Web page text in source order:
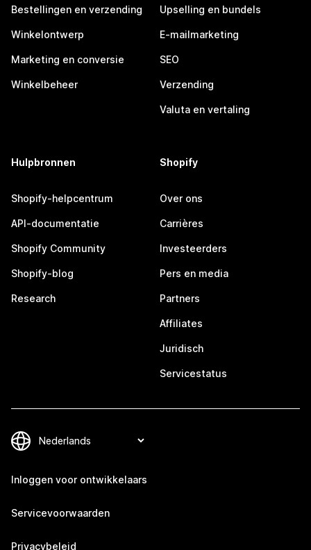
Bestellingen en verzending
Winkelontwerp
Marketing en conversie
Winkelbeheer
Upselling en bundels
E-mailmarketing
SEO
Verzending
Valuta en vertaling
Hulpbronnen
Shopify-helpcentrum
API-documentatie
Shopify Community
Shopify-blog
Research
Shopify
Over ons
Carrières
Investeerders
Pers en media
Partners
Affiliates
Juridisch
Servicestatus
Inloggen voor ontwikkelaars
Servicevoorwaarden
Privacybeleid